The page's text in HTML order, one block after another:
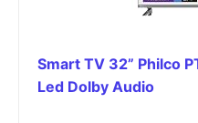
Smart TV 32” Philco
Led Dolby Audio